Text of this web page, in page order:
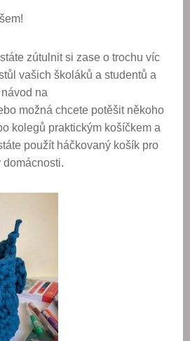
zútulnit si zase o trochu víc
vašich školáků a studentů a
na
možná chcete potěšit někoho
kolegů praktickým košíčkem a
použít háčkovaný košík pro